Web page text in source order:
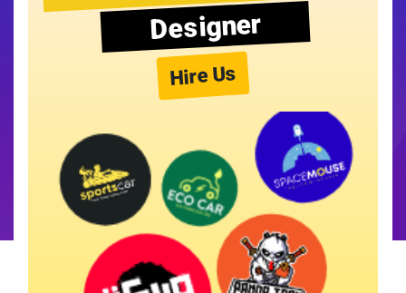
Designer
Hire Us